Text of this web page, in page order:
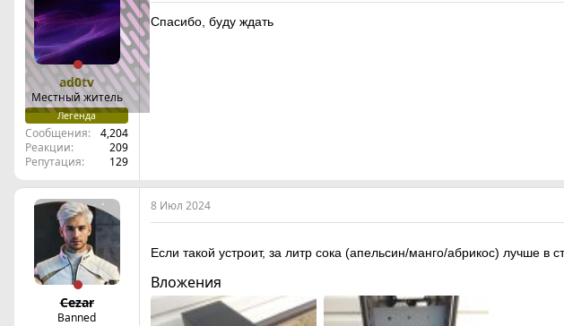
ad0tv
Местный житель
Легенда
Сообщения
4,204
Реакции
209
Репутация
129
Спасибо, буду ждать
Cezar
Banned
8 Июл 2024
Если такой устроит, за литр сока (апельсин/манго/абрикос) лучше
Вложения